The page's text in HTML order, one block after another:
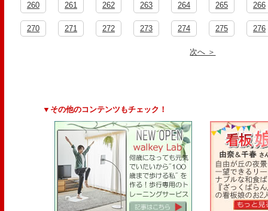
260 261 262 263 264 265 266
270 271 272 273 274 275 276
次へ ＞
▼その他のコンテンツもチェック！